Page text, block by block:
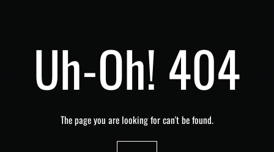
Uh-Oh! 404
The page you are looking for can't be found.